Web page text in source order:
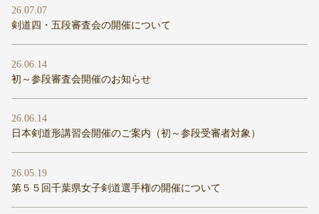
26.07.07
剣道四・五段審査会の開催について
26.06.14
初～参段審査会開催のお知らせ
26.06.14
日本剣道形講習会開催のご案内（初～参段受審者対象）
26.05.19
第５５回千葉県女子剣道選手権の開催について